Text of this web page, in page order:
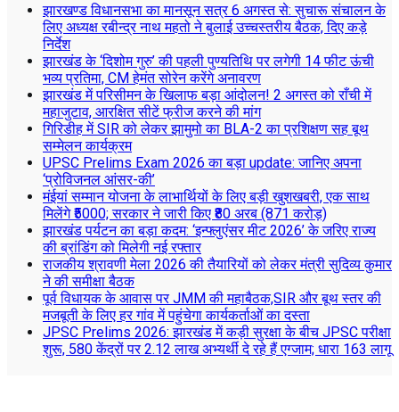
झारखण्ड विधानसभा का मानसून सत्र 6 अगस्त से: सुचारू संचालन के
लिए अध्यक्ष रबीन्द्र नाथ महतो ने बुलाई उच्चस्तरीय बैठक, दिए कड़े
निर्देश
झारखंड के ‘दिशोम गुरु’ की पहली पुण्यतिथि पर लगेगी 14 फीट ऊंची
भव्य प्रतिमा, CM हेमंत सोरेन करेंगे अनावरण
झारखंड में परिसीमन के खिलाफ बड़ा आंदोलन! 2 अगस्त को राँची में
महाजुटाव, आरक्षित सीटें फ्रीज करने की मांग
गिरिडीह में SIR को लेकर झामुमो का BLA-2 का प्रशिक्षण सह बूथ
सम्मेलन कार्यक्रम
UPSC Prelims Exam 2026 का बड़ा update: जानिए अपना
‘प्रोविजनल आंसर-की’
मंईयां सम्मान योजना के लाभार्थियों के लिए बड़ी खुशखबरी, एक साथ
मिलेंगे ₹5000; सरकार ने जारी किए ₹80 अरब (871 करोड़)
झारखंड पर्यटन का बड़ा कदम: ‘इन्फ्लुएंसर मीट 2026’ के जरिए राज्य
की ब्रांडिंग को मिलेगी नई रफ्तार
राजकीय श्रावणी मेला 2026 की तैयारियों को लेकर मंत्री सुदिव्य कुमार
ने की समीक्षा बैठक
पूर्व विधायक के आवास पर JMM की महाबैठक,SIR और बूथ स्तर की
मजबूती के लिए हर गांव में पहुंचेगा कार्यकर्ताओं का दस्ता
JPSC Prelims 2026: झारखंड में कड़ी सुरक्षा के बीच JPSC परीक्षा
शुरू, 580 केंद्रों पर 2.12 लाख अभ्यर्थी दे रहे हैं एग्जाम; धारा 163 लागू